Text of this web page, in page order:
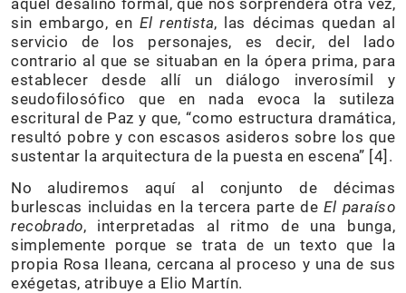
aquel desaliño formal, que nos sorprenderá otra vez,
sin embargo, enEl rentista, las décimas quedan al
servicio de los personajes, es decir, del lado
contrario al que se situaban en la ópera prima, para
establecer desde allí un diálogo inverosímil y
seudofilosófico que en nada evoca la sutileza
escritural de Paz y que, “como estructura dramática,
resultó pobre y con escasos asideros sobre los que
sustentar la arquitectura de la puesta en escena” [4].
No aludiremos aquí al conjunto de décimas
burlescas incluidas en la tercera parte deEl paraíso
recobrado, interpretadas al ritmo de una bunga,
simplemente porque se trata de un texto que la
propia Rosa Ileana, cercana al proceso y una de sus
exégetas, atribuye a Elio Martín.